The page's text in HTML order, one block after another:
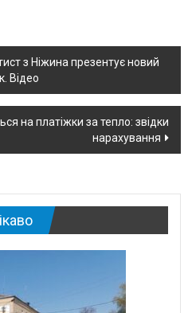
з Ніжина презентує новий
Відео
на платіжки за тепло: звідки
нарахування